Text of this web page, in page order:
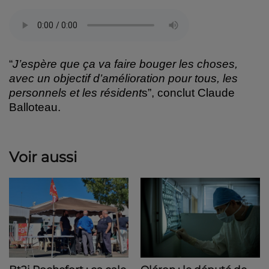
“J’espère que ça va faire bouger les choses,
avec un objectif d’amélioration pour tous, les
personnels et les résidents”, conclut Claude
Balloteau.
Voir aussi